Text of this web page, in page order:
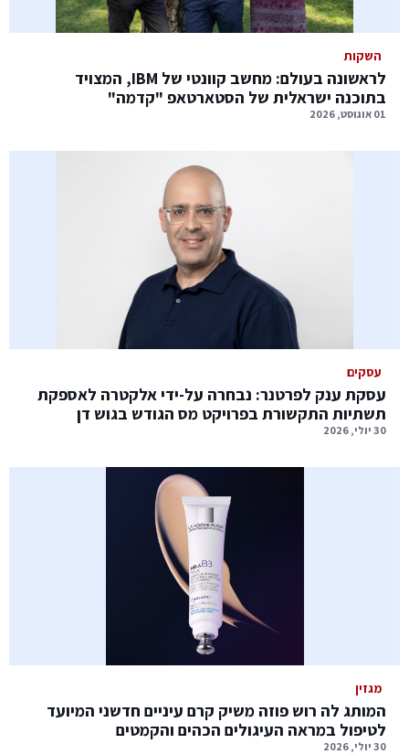
השקות
לראשונה בעולם: מחשב קוונטי של IBM, המצויד
בתוכנה ישראלית של הסטארטאפ "קדמה"
01 אוגוסט, 2026
עסקים
עסקת ענק לפרטנר: נבחרה על-ידי אלקטרה לאספקת
תשתיות התקשורת בפרויקט מס הגודש בגוש דן
30 יולי, 2026
מגזין
המותג לה רוש פוזה משיק קרם עיניים חדשני המיועד
לטיפול במראה העיגולים הכהים והקמטים
30 יולי, 2026